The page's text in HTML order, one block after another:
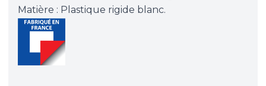
Matière : Plastique rigide blanc.